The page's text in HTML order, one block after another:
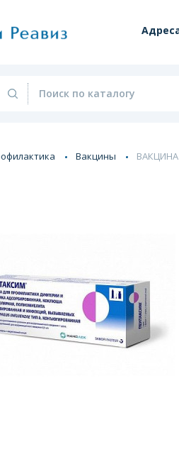
Вакцины